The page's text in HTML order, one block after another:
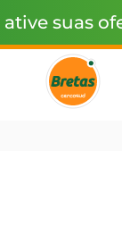
ative suas